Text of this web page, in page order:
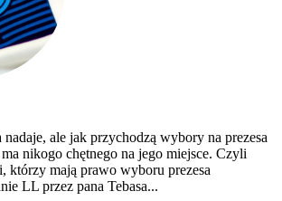
nadaje, ale jak przychodzą wybory na prezesa
nikogo chętnego na jego miejsce. Czyli
którzy mają prawo wyboru prezesa
LL przez pana Tebasa...